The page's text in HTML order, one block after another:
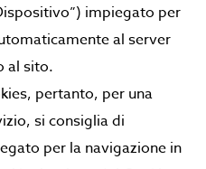
impiegato per
al server
al sito.
pertanto, per una
si consiglia di
per la navigazione in